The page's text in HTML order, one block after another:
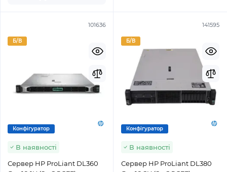
101636
Б/В
Конфігуратор
В наявності
Сервер HP ProLiant DL360
141595
Б/В
Конфігуратор
В наявності
Сервер HP ProLiant DL380